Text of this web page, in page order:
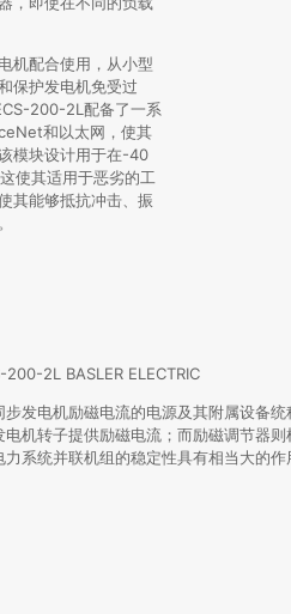
机配合使用，从小型
保护发电机免受过
200-2L配备了一系
和以太网，使其
模块设计用于在-40
使其适用于恶劣的工
其能够抵抗冲击、振
200-2L BASLER ELECTRIC
步发电机励磁电流的电源及其附属设备
电机转子提供励磁电流；而励磁调节器
力系统并联机组的稳定性具有相当大的